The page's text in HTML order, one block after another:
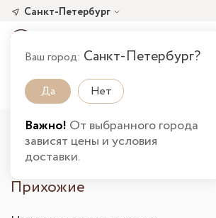
Санкт-Петербург
Ваш город: Санкт-Петербург?
Да Нет
Важно! От выбранного города
зависят цены и условия
доставки.
Главная Каталог товаров
Прихожая
Прихожие в Санкт-Петербурге
Прихожие